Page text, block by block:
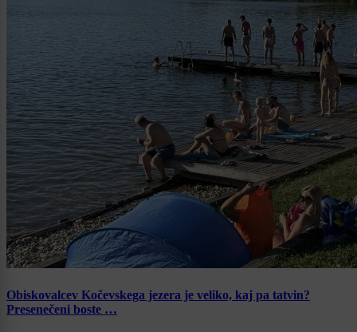
Obiskovalcev Kočevskega jezera je veliko, kaj pa tatvin?
Presenečeni boste …